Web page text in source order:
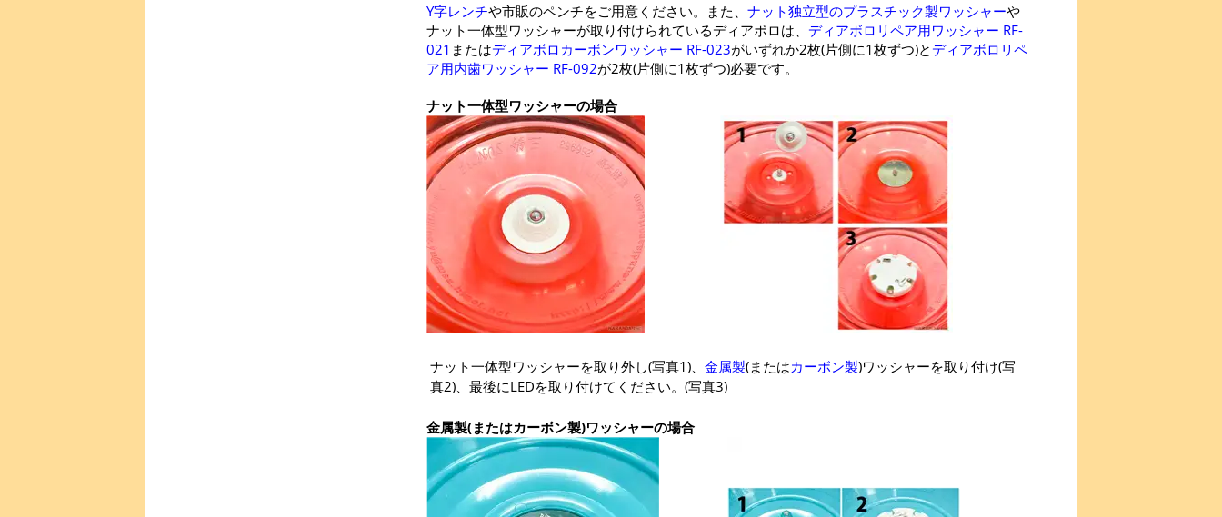
Y字レンチや市販のペンチをご用意ください。また、 ナット独立型のプラスチック製ワッシャーや
ナット一体型ワッシャーが取り付けられているディアボロは、 ディアボロリペア用ワッシャー RF-
021 またはディアボロカーボンワッシャー RF-023がいずれか2枚(片側に1枚ずつ)と ディアボロリペ
ア用内歯ワッシャー RF-092が2枚(片側に1枚ずつ)必要です。
ナット一体型ワッシャーの場合
ナット一体型ワッシャーを取り外し(写真1)、 金属製(またはカーボン製)ワッシャーを取り付け(写
真2)、最後にLEDを取り付けてください。(写真3)
金属製(またはカーボン製)ワッシャーの場合